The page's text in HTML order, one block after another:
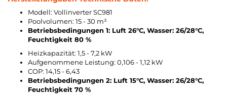
Modell: Vollinverter SC981
Poolvolumen: 15 - 30 m³
Betriebsbedingungen 1: Luft 26°C, Wasser: 26/28°C,
Feuchtigkeit 80 %
Heizkapazität: 1,5 - 7,2 kW
Aufgenommene Leistung: 0,106 - 1,12 kW
COP: 14,15 - 6,43
Betriebsbedingungen 2: Luft 15°C, Wasser: 26/28°C,
Feuchtigkeit 70 %